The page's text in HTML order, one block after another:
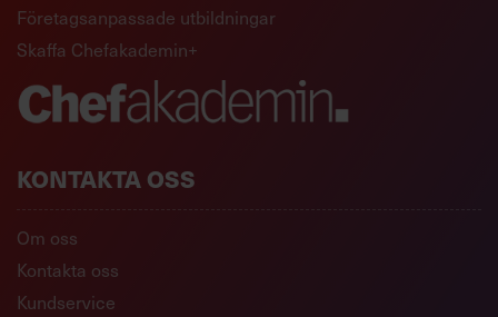
Företagsanpassade utbildningar
Skaffa Chefakademin+
KONTAKTA OSS
Om oss
Kontakta oss
Kundservice